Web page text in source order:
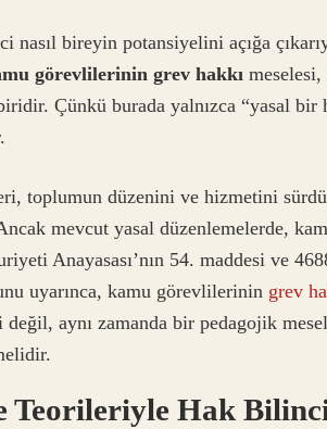
nasıl bireyin potansiyelini açığa
görevlilerinin grev hakkı
Çünkü burada yalnızca “yasal bir
toplumun düzenini ve hizmetini
Ancak mevcut yasal düzenlemelerde,
Anayasası’nın 54. maddesi ve
uyarınca, kamu görevlilerinin grev
değil, aynı zamanda bir pedagojik
Teorileriyle Hak